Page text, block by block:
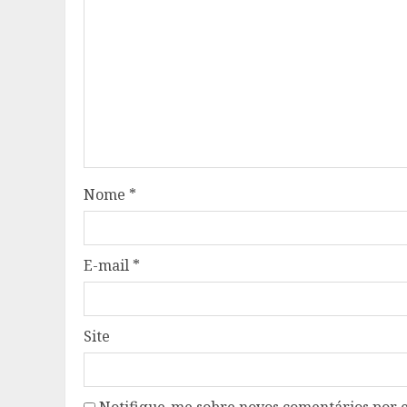
Nome *
E-mail *
Site